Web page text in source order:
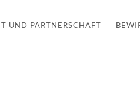
UND PARTNERSCHAFT